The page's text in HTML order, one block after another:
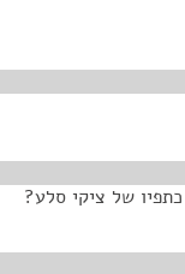
של ציקי סלע?